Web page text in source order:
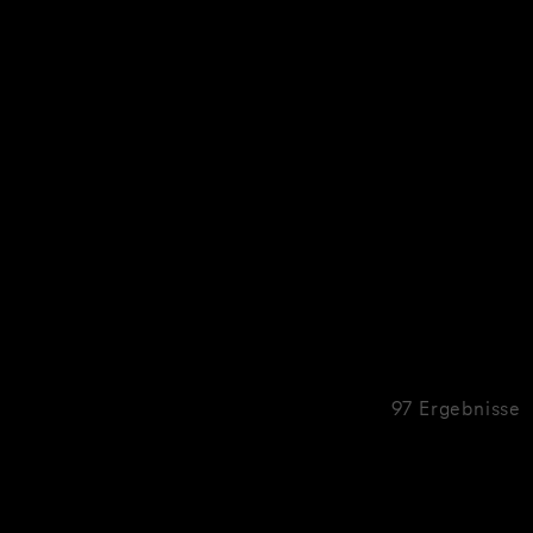
97 Ergebnisse